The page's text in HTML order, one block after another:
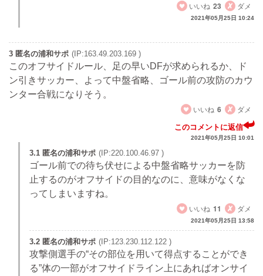
いいね 23 ダメ
2021年05月25日 10:24
3 匿名の浦和サポ (IP:163.49.203.169 )
このオフサイドルール、足の早いDFが求められるか、ド
ン引きサッカー、よって中盤省略、ゴール前の攻防のカウ
ンター合戦になりそう。
いいね 6 ダメ
このコメントに返信
2021年05月25日 10:01
3.1 匿名の浦和サポ (IP:220.100.46.97 )
ゴール前での待ち伏せによる中盤省略サッカーを防
止するのがオフサイドの目的なのに、意味がなくな
ってしまいますね。
いいね 11 ダメ
2021年05月25日 13:58
3.2 匿名の浦和サポ (IP:123.230.112.122 )
攻撃側選手の“その部位を用いて得点することができ
る”体の一部がオフサイドライン上にあればオンサイ